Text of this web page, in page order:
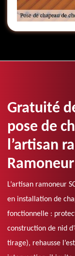
Gratuité
pose de
l’artisan
Ramoneur
L’artisan ramoneur
en installation de
fonctionnelle :
construction de nid
tirage), rehausse